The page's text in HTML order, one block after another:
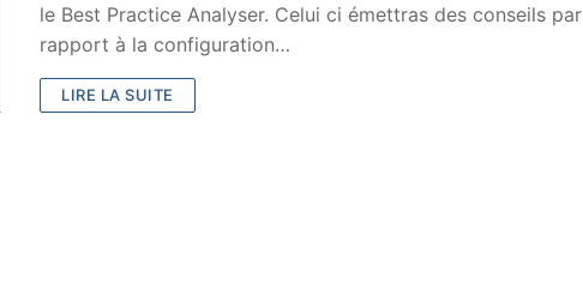
le Best Practice Analyser. Celui ci émettras des conseils par
rapport à la configuration…
LIRE LA SUITE